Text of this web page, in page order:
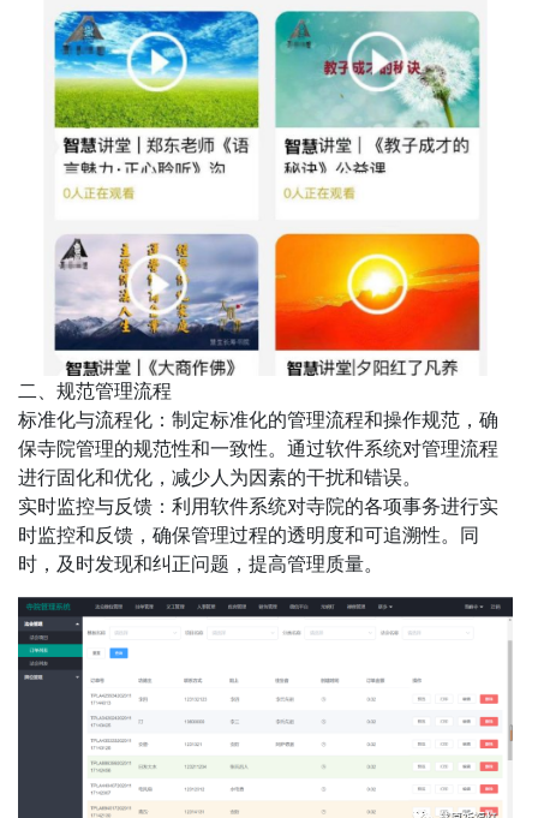
二、规范管理流程
标准化与流程化：制定标准化的管理流程和操作规范，确
保寺院管理的规范性和一致性。通过软件系统对管理流程
进行固化和优化，减少人为因素的干扰和错误。
实时监控与反馈：利用软件系统对寺院的各项事务进行实
时监控和反馈，确保管理过程的透明度和可追溯性。同
时，及时发现和纠正问题，提高管理质量。